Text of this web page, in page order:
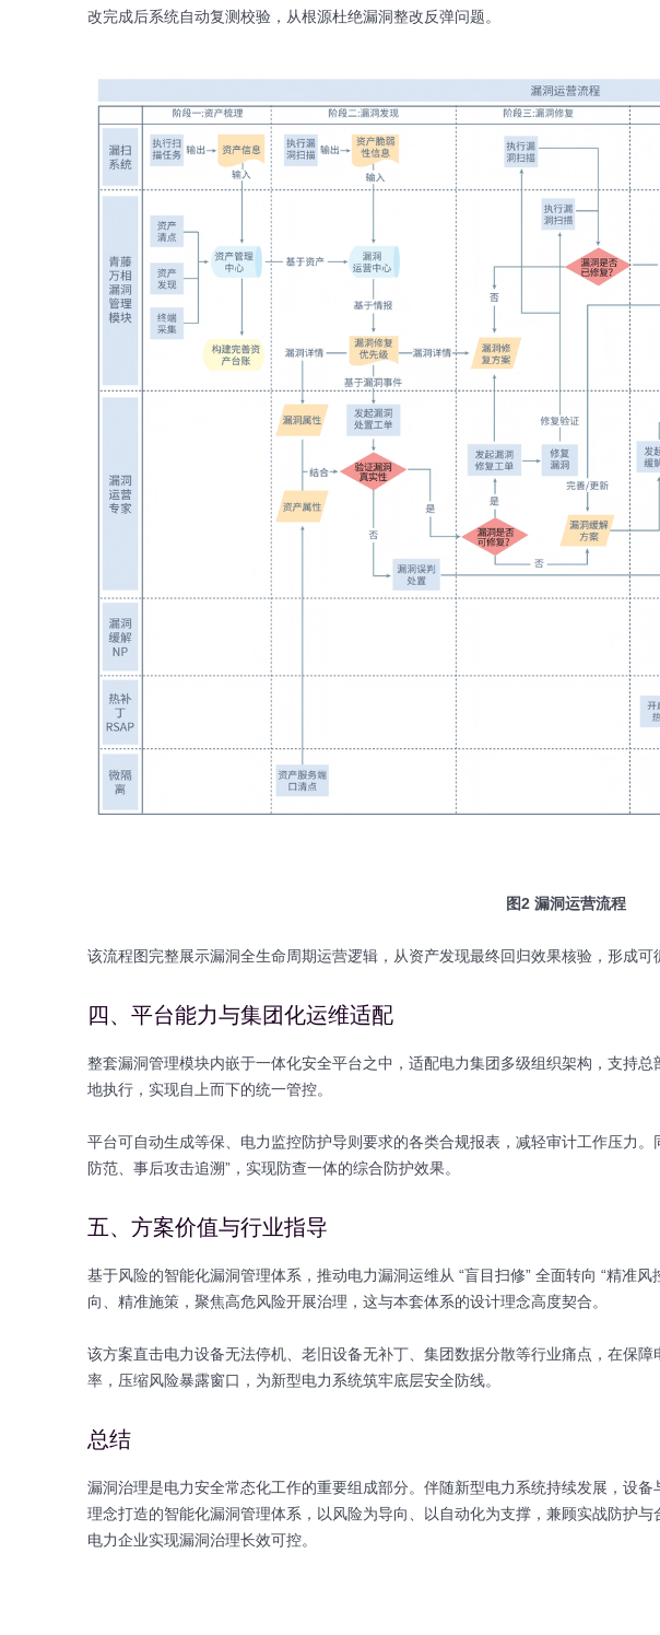
改完成后系统自动复测校验，从根源杜绝漏洞整改反弹问题。
图2 漏洞运营流程
该流程图完整展示漏洞全生命周期运营逻辑，从资产发现最终回归效果核验，形成可
四、平台能力与集团化运维适配
整套漏洞管理模块内嵌于一体化安全平台之中，适配电力集团多级组织架构，支持
地执行，实现自上而下的统一管控。
平台可自动生成等保、电力监控防护导则要求的各类合规报表，减轻审计工作压力
防范、事后攻击追溯”，实现防查一体的综合防护效果。
五、方案价值与行业指导
基于风险的智能化漏洞管理体系，推动电力漏洞运维从 “盲目扫修” 全面转向 “精准
向、精准施策，聚焦高危风险开展治理，这与本套体系的设计理念高度契合。
该方案直击电力设备无法停机、老旧设备无补丁、集团数据分散等行业痛点，在保
率，压缩风险暴露窗口，为新型电力系统筑牢底层安全防线。
总结
漏洞治理是电力安全常态化工作的重要组成部分。伴随新型电力系统持续发展，设
理念打造的智能化漏洞管理体系，以风险为导向、以自动化为支撑，兼顾实战防护
电力企业实现漏洞治理长效可控。